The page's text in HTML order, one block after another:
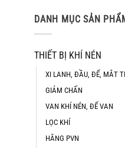
DANH MỤC SẢN
THIẾT BỊ KHÍ NÉN
XI LANH, ĐẦU, ĐẾ, MẮT
GIẢM CHẤN
VAN KHÍ NÉN, ĐẾ VAN
LỌC KHÍ
HÃNG PVN